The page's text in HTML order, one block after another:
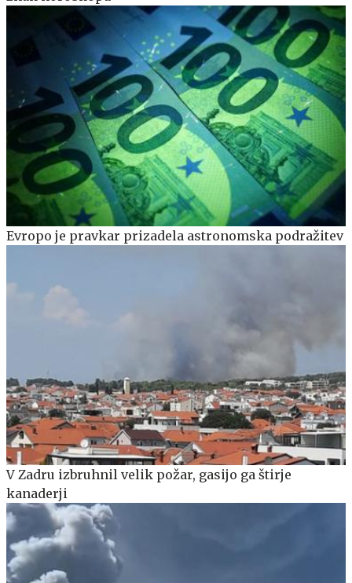
Evropo je pravkar prizadela astronomska podražitev
V Zadru izbruhnil velik požar, gasijo ga štirje
kanaderji